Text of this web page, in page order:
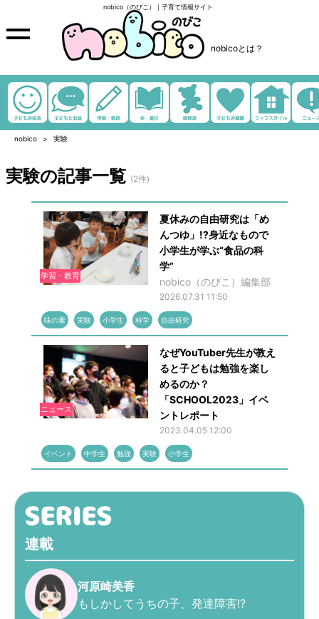
nobico（のびこ）｜子育て情報サイト
nobicoとは？
nobico 実験
実験の記事一覧 (2件)
学習・教育
夏休みの自由研究は「め
んつゆ」!?身近なもので
小学生が学ぶ“食品の科
学”
nobico（のびこ）編集部
2026.07.31 11:50
味の素 実験 小学生 科学 自由研究
ニュース
なぜYouTuber先生が教え
ると子どもは勉強を楽し
めるのか？
「SCHOOL2023」イベ
ントレポート
2023.04.05 12:00
イベント 中学生 勉強 実験 小学生
連載
河原崎美香
もしかしてうちの子、発達障害!?